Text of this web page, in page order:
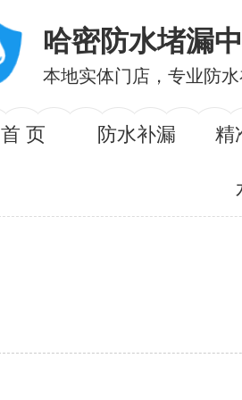
哈密防水堵漏
本地实体门店，专业防
首 页 防水补漏 精